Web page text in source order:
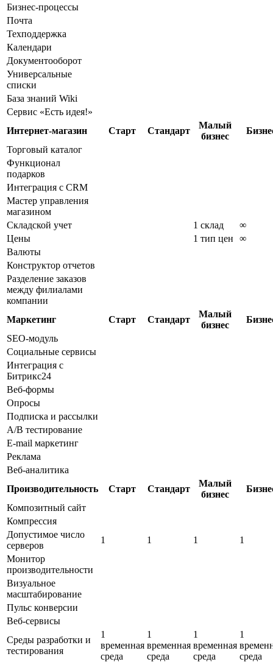
Бизнес-процессы
Почта
Техподдержка
Календари
Документооборот
Универсальные
списки
База знаний Wiki
Сервис «Есть идея!»
Интернет-магазин
Старт Стандарт
Малый
бизнес
Торговый каталог
Функционал
подарков
Интеграция с CRM
Мастер управления
магазином
Складской учет
1 склад
∞
Цены
1 тип цен
∞
Валюты
Конструктор отчетов
Разделение заказов
между филиалами
компании
Маркетинг
Старт Стандарт
Малый
бизнес
SEO-модуль
Социальные сервисы
Интеграция с
Битрикс24
Веб-формы
Опросы
Подписка и рассылки
A/B тестирование
E-mail маркетинг
Реклама
Веб-аналитика
Производительность
Старт Стандарт
Малый
бизнес
Композитный сайт
Компрессия
Допустимое число
серверов
1 1 1
1
Монитор
производительности
Визуальное
масштабирование
Пульс конверсии
Веб-сервисы
Среды разработки и
тестирования
1
временная
среда
1
временная
среда
1
временная
среда
1
среда